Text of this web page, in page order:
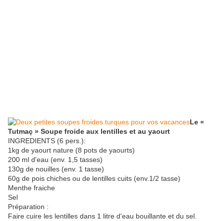
Le «
Tutmaç » Soupe froide aux lentilles et au yaourt
INGREDIENTS (6 pers.):
1kg de yaourt nature (8 pots de yaourts)
200 ml d'eau (env. 1,5 tasses)
130g de nouilles (env. 1 tasse)
60g de pois chiches ou de lentilles cuits (env.1/2 tasse)
Menthe fraiche
Sel
Préparation :
Faire cuire les lentilles dans 1 litre d'eau bouillante et du sel.